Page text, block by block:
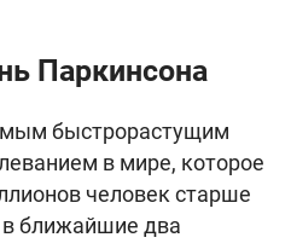
Паркинсона
быстрорастущим
в мире, которое
человек старше
в ближайшие два